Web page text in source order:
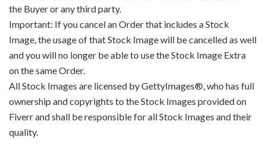
the Buyer or any third party.
Important: If you cancel an Order that includes a Stock
Image, the usage of that Stock Image will be cancelled as well
and you will no longer be able to use the Stock Image Extra
on the same Order.
All Stock Images are licensed by GettyImages®, who has full
ownership and copyrights to the Stock Images provided on
Fiverr and shall be responsible for all Stock Images and their
quality.